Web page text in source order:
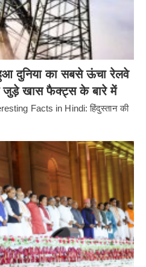
दुनिया का सबसे ऊंचा रेलवे
जुड़े खास फैक्ट्स के बारे में
Facts in Hindi: हिंदुस्तान की